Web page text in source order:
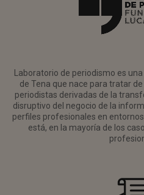
Laboratorio de periodismo es
de Tena que nace para tratar
periodistas derivadas de la
disruptivo del negocio de la
perfiles profesionales en
está, en la mayoría de los